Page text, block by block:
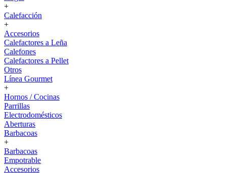
+
Calefacción
+
Accesorios
Calefactores a Leña
Calefones
Calefactores a Pellet
Otros
Línea Gourmet
+
Hornos / Cocinas
Parrillas
Electrodomésticos
Aberturas
Barbacoas
+
Barbacoas
Empotrable
Accesorios